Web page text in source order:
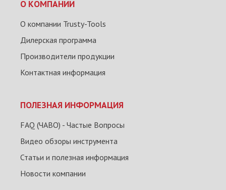
О КОМПАНИИ
О компании Trusty-Tools
Дилерская программа
Производители продукции
Контактная информация
ПОЛЕЗНАЯ ИНФОРМАЦИЯ
FAQ (ЧАВО) - Частые Вопросы
Видео обзоры инструмента
Статьи и полезная информация
Новости компании